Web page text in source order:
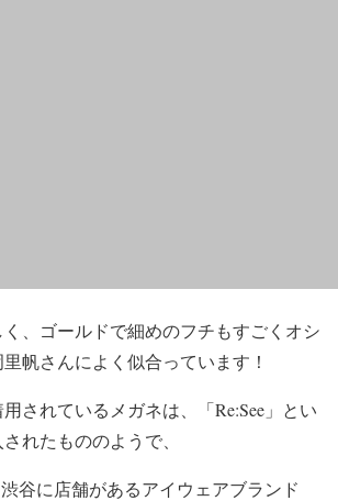
、ゴールドで細めのフチもすごくオシ
帆さんによく似合っています！
されているメガネは、
「Re:See」とい
されたもののようで、
渋谷に店舗があるアイウェアブランド